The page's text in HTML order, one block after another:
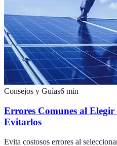
Consejos y Guías6 min
Errores Comunes al Elegir
Evitarlos
Evita costosos errores al